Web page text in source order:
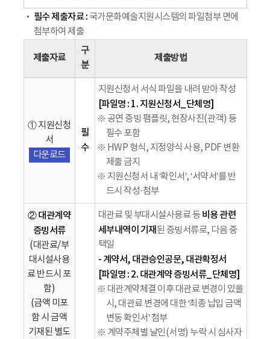
필수 제출자료 : 국가문화예술지원시스템의 파일첨부 면에
첨부하여 제출
제출자료
구
분
제출방법
① 지원신청
서
다운로드
필
수
지원신청서 서식 파일을 내려 받아 작성
[파일명 : 1. 지원신청서_단체명]
※ 공연 증빙 팸플릿, 현장사진(관객) 등
필수 포함
※ HWP 형식, 지정양식 사용, PDF 변환
제출 금지
※ 지원신청서 내 ‘확인서’, ‘서약서’를 반
드시 작성·첨부
② 대관계약
증빙서류
(대관료/부
대시설사용
료 반드시 포
함)
(금액 미포
함 시 금액
기재된 별도
대관료 및 부대시설사용료 등비용 관련
세부내역이 기재 된 증빙서류로, 다음 중
택일
- 계약서, 대관승인공문, 대관확정서
[파일명 : 2. 대관계약 증빙서류_단체명]
※ 대관계약체결 이후 대관료 변경이 있을
시, 대관료 변경에 대한 ‘최종 납입 금액
변동 확인서’ 첨부
※ 계약주체별 날인(서명) 누락 시 심사자